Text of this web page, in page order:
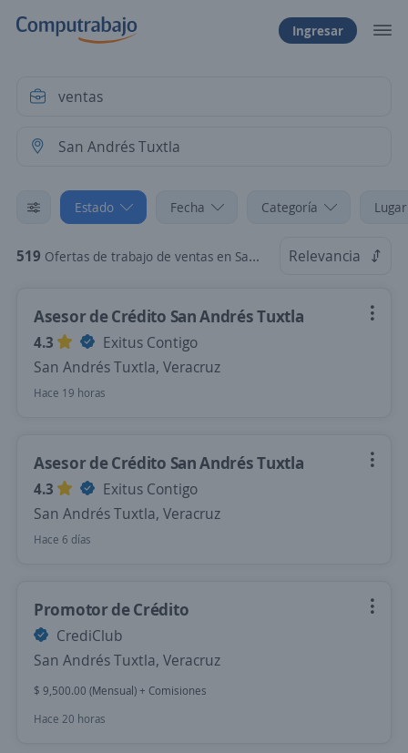
Ingresar
Estado Fecha Categoría
519 Ofertas de trabajo de ventas en San Andrés Tuxtla, Veracruz Relevancia
Asesor de Crédito San Andrés Tuxtla
4.3
Exitus Contigo
San Andrés Tuxtla, Veracruz
Hace 19 horas
Asesor de Crédito San Andrés Tuxtla
4.3
Exitus Contigo
San Andrés Tuxtla, Veracruz
Hace 6 días
Promotor de Crédito
CrediClub
San Andrés Tuxtla, Veracruz
$ 9,500.00 (Mensual) + Comisiones
Hace 20 horas